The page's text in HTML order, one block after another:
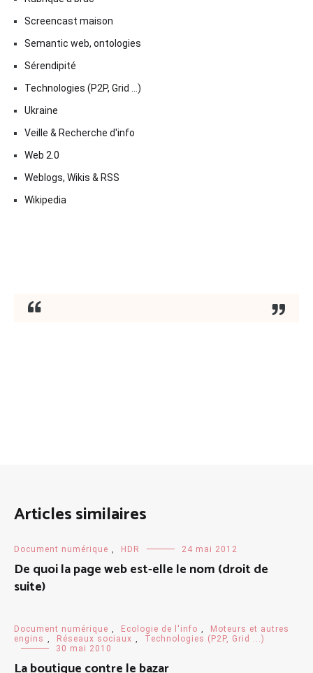
Screencast maison
Semantic web, ontologies
Sérendipité
Technologies (P2P, Grid …)
Ukraine
Veille & Recherche d'info
Web 2.0
Weblogs, Wikis & RSS
Wikipedia
Articles similaires
Document numérique , HDR 24 mai 2012
De quoi la page web est-elle le nom (droit de
suite)
Document numérique , Ecologie de l'info ,
Moteurs et autres
engins , Réseaux sociaux ,
Technologies (P2P, Grid ...)
30 mai 2010